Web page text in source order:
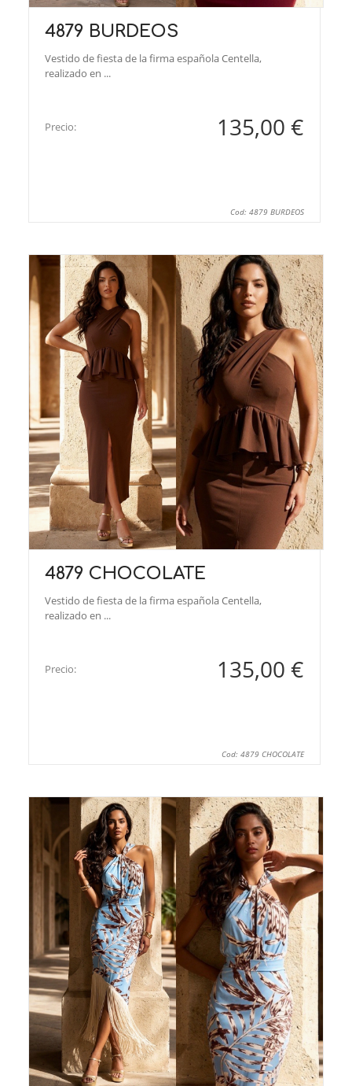
4879 BURDEOS
Vestido de fiesta de la firma española Centella,
realizado en ...
Precio: 135,00 €
Cod: 4879 BURDEOS
4879 CHOCOLATE
Vestido de fiesta de la firma española Centella,
realizado en ...
Precio: 135,00 €
Cod: 4879 CHOCOLATE